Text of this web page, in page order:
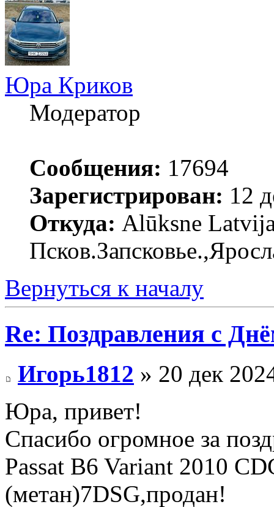
Юра Криков
Модератор
Сообщения: 17694
Зарегистрирован: 12
Откуда: Alūksne
Вернуться к началу
Re: Поздравления с
Игорь1812 » 20 дек
Юра, привет!
Спасибо огромное за
Passat B6 Variant 2010
(метан)7DSG,продан!